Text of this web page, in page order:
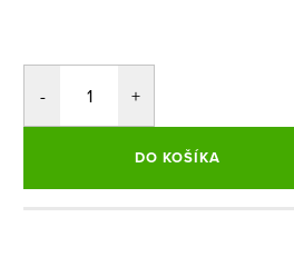
DO KOŠÍKA